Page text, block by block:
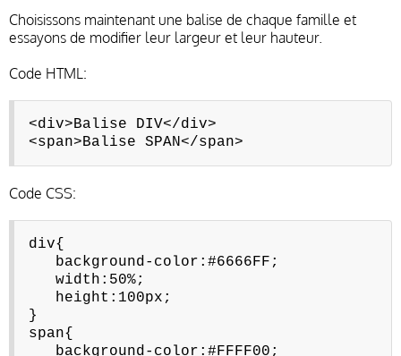
Choisissons maintenant une balise de chaque famille et
essayons de modifier leur largeur et leur hauteur.
Code HTML:
<div>Balise DIV</div>
<span>Balise SPAN</span>
Code CSS:
div{
background-color:#6666FF;
width:50%;
height:100px;
}
span{
background-color:#FFFF00;